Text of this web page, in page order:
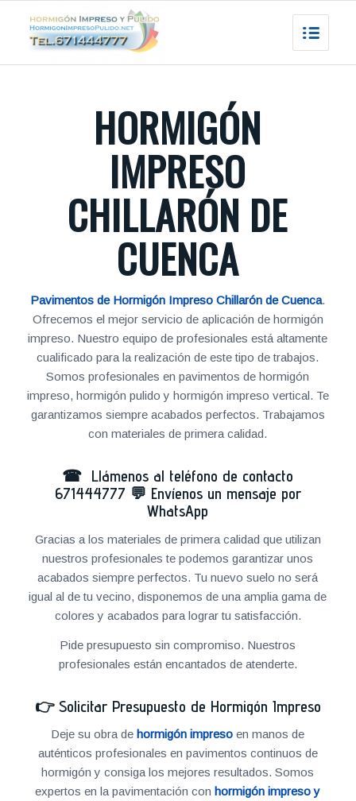
HORMIGÓN
IMPRESO
CHILLARÓN DE
CUENCA
Pavimentos de Hormigón Impreso Chillarón de Cuenca.
Ofrecemos el mejor servicio de aplicación de hormigón
impreso. Nuestro equipo de profesionales está altamente
cualificado para la realización de este tipo de trabajos.
Somos profesionales en pavimentos de hormigón
impreso, hormigón pulido y hormigón impreso vertical. Te
garantizamos siempre acabados perfectos. Trabajamos
con materiales de primera calidad.
☎ Llámenos al teléfono de contacto
671444777 💬 Envíenos un mensaje por
WhatsApp
Gracias a los materiales de primera calidad que utilizan
nuestros profesionales te podemos garantizar unos
acabados siempre perfectos. Tu nuevo suelo no será
igual al de tu vecino, disponemos de una amplia gama de
colores y acabados para lograr tu satisfacción.
Pide presupuesto sin compromiso. Nuestros
profesionales están encantados de atenderte.
👉 Solicitar Presupuesto de Hormigón Impreso
Deje su obra dehormigón impreso en manos de
auténticos profesionales en pavimentos continuos de
hormigón y consiga los mejores resultados. Somos
expertos en la pavimentación conhormigón impreso y